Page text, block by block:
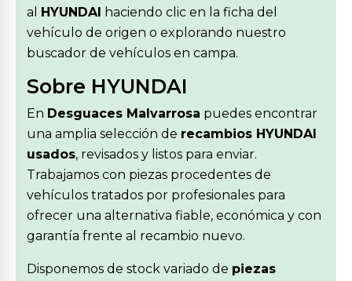
al HYUNDAI haciendo clic en la ficha del
vehículo de origen o explorando nuestro
buscador de vehículos en campa.
Sobre HYUNDAI
En Desguaces Malvarrosa puedes encontrar
una amplia selección de recambios HYUNDAI
usados, revisados y listos para enviar.
Trabajamos con piezas procedentes de
vehículos tratados por profesionales para
ofrecer una alternativa fiable, económica y con
garantía frente al recambio nuevo.
Disponemos de stock variado de piezas